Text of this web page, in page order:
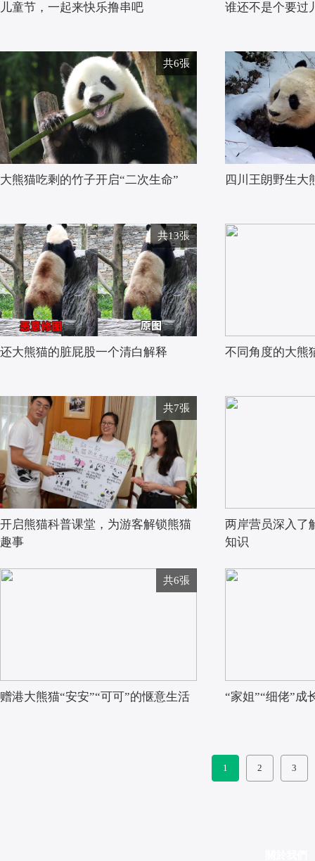
儿童节，一起来快乐撸串吧 谁还不是个要过
共6張
大熊猫吃剩的竹子开启“二次生命” 四川王朗野生大
共13張
还大熊猫的脏屁股一个清白解释 不同角度的大熊
共7張
开启熊猫科普课堂，为游客解锁熊猫
趣事
两岸营员深入了
知识
共6張
赠港大熊猫“安安”“可可”的惬意生活 “家姐”“细佬”
1 2 3